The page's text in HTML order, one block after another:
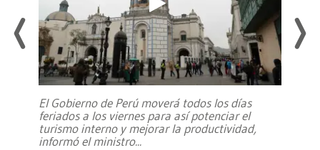
El Gobierno de Perú moverá todos los días
feriados a los viernes para así potenciar el
turismo interno y mejorar la productividad,
informó el ministro...